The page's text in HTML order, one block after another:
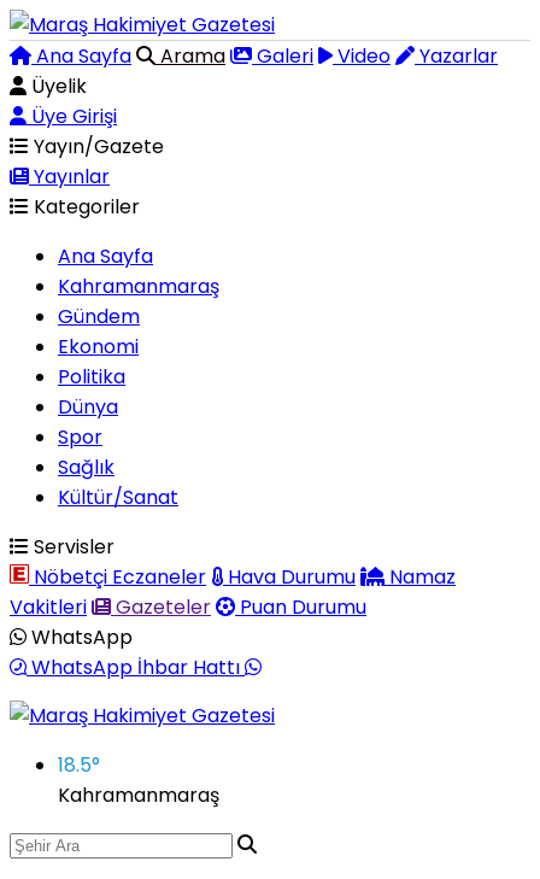
Ana Sayfa Arama Galeri Video
Yazarlar
Üyelik
Üye Girişi
Yayın/Gazete
Yayınlar
Kategoriler
Ana Sayfa
Kahramanmaraş
Gündem
Ekonomi
Politika
Dünya
Spor
Sağlık
Kültür/Sanat
Servisler
Nöbetçi Eczaneler
Hava Durumu
Namaz
Vakitleri
Gazeteler
Puan Durumu
WhatsApp
WhatsApp İhbar Hattı
18.5°
Kahramanmaraş